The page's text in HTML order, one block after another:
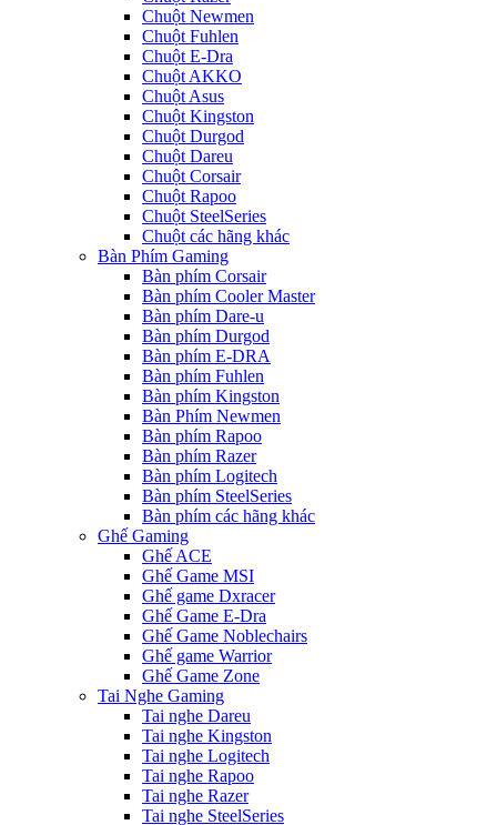
Chuột Newmen
Chuột Fuhlen
Chuột E-Dra
Chuột AKKO
Chuột Asus
Chuột Kingston
Chuột Durgod
Chuột Dareu
Chuột Corsair
Chuột Rapoo
Chuột SteelSeries
Chuột các hãng khác
Bàn Phím Gaming
Bàn phím Corsair
Bàn phím Cooler Master
Bàn phím Dare-u
Bàn phím Durgod
Bàn phím E-DRA
Bàn phím Fuhlen
Bàn phím Kingston
Bàn Phím Newmen
Bàn phím Rapoo
Bàn phím Razer
Bàn phím Logitech
Bàn phím SteelSeries
Bàn phím các hãng khác
Ghế Gaming
Ghế ACE
Ghế Game MSI
Ghế game Dxracer
Ghế Game E-Dra
Ghế Game Noblechairs
Ghế game Warrior
Ghế Game Zone
Tai Nghe Gaming
Tai nghe Dareu
Tai nghe Kingston
Tai nghe Logitech
Tai nghe Rapoo
Tai nghe Razer
Tai nghe SteelSeries